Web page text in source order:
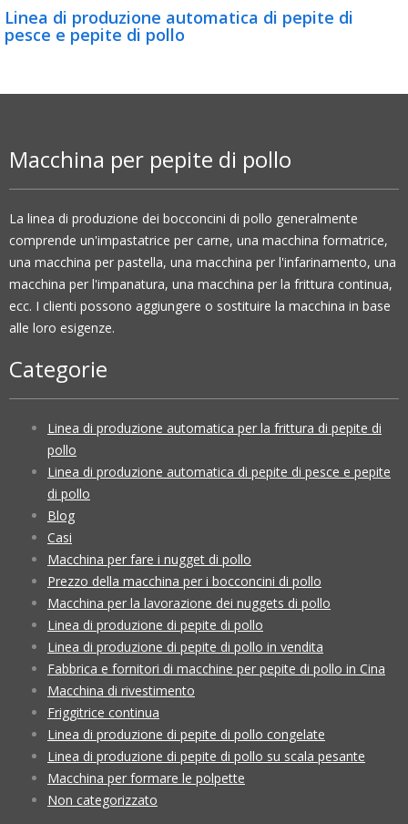
Linea di produzione automatica di pepite di
pesce e pepite di pollo
Macchina per pepite di pollo
La linea di produzione dei bocconcini di pollo generalmente
comprende un'impastatrice per carne, una macchina formatrice,
una macchina per pastella, una macchina per l'infarinamento, una
macchina per l'impanatura, una macchina per la frittura continua,
ecc. I clienti possono aggiungere o sostituire la macchina in base
alle loro esigenze.
Categorie
Linea di produzione automatica per la frittura di pepite di
pollo
Linea di produzione automatica di pepite di pesce e pepite
di pollo
Blog
Casi
Macchina per fare i nugget di pollo
Prezzo della macchina per i bocconcini di pollo
Macchina per la lavorazione dei nuggets di pollo
Linea di produzione di pepite di pollo
Linea di produzione di pepite di pollo in vendita
Fabbrica e fornitori di macchine per pepite di pollo in Cina
Macchina di rivestimento
Friggitrice continua
Linea di produzione di pepite di pollo congelate
Linea di produzione di pepite di pollo su scala pesante
Macchina per formare le polpette
Non categorizzato